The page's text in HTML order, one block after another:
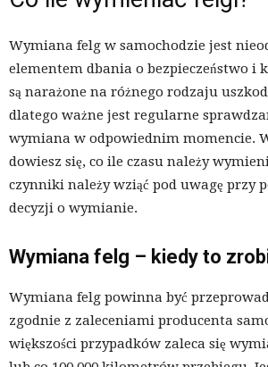
Wymiana felg w samochodzie jest
elementem dbania o bezpieczeństwo i
są narażone na różnego rodzaju
dlatego ważne jest regularne
wymiana w odpowiednim momencie.
dowiesz się, co ile czasu należy
czynniki należy wziąć pod uwagę przy
decyzji o wymianie.
Wymiana felg – kiedy to
Wymiana felg powinna być
zgodnie z zaleceniami producenta
większości przypadków zaleca się